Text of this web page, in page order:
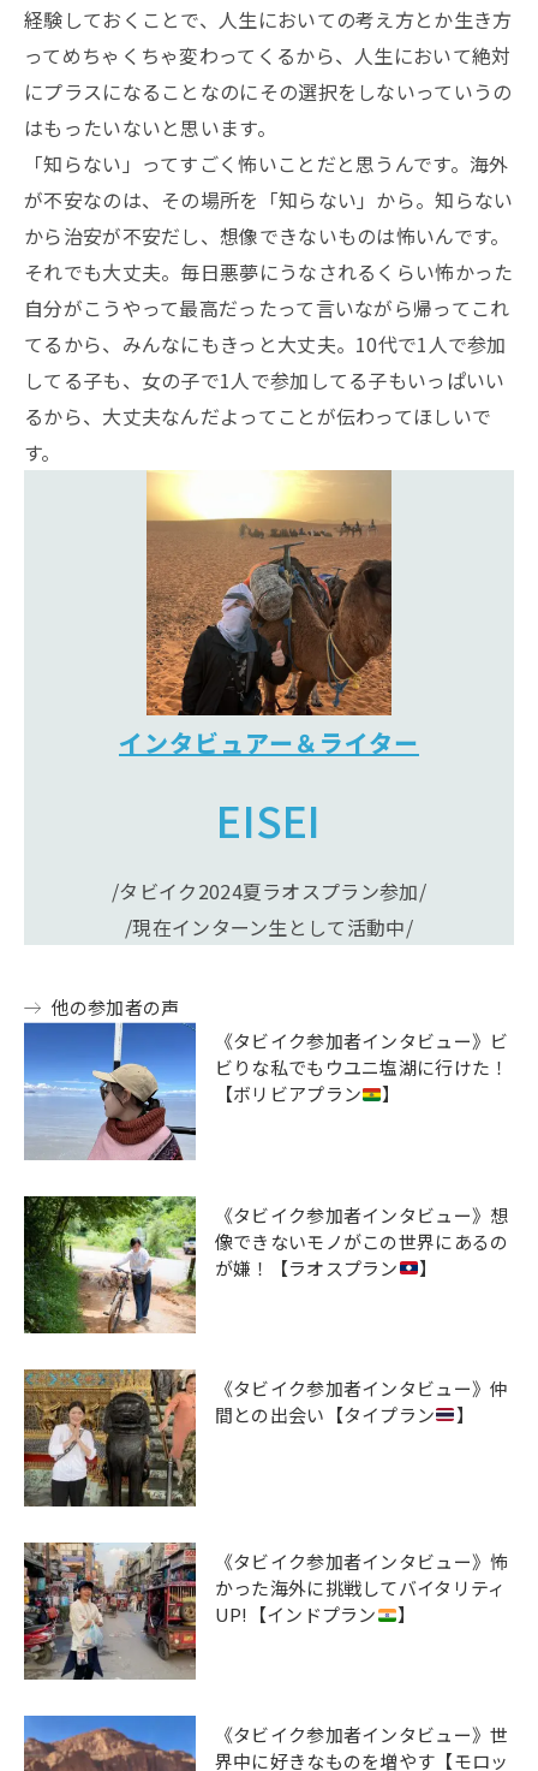
経験しておくことで、人生においての考え方とか生き方
ってめちゃくちゃ変わってくるから、人生において絶対
にプラスになることなのにその選択をしないっていうの
はもったいないと思います。
「知らない」ってすごく怖いことだと思うんです。海外
が不安なのは、その場所を「知らない」から。知らない
から治安が不安だし、想像できないものは怖いんです。
それでも大丈夫。毎日悪夢にうなされるくらい怖かった
自分がこうやって最高だったって言いながら帰ってこれ
てるから、みんなにもきっと大丈夫。10代で1人で参加
してる子も、女の子で1人で参加してる子もいっぱいい
るから、大丈夫なんだよってことが伝わってほしいで
す。
インタビュアー＆ライター
EISEI
/タビイク2024夏ラオスプラン参加/
/現在インターン生として活動中/
他の参加者の声
《タビイク参加者インタビュー》ビ
ビりな私でもウユニ塩湖に行けた！
【ボリビアプラン
】
《タビイク参加者インタビュー》想
像できないモノがこの世界にあるの
が嫌！【ラオスプラン
】
《タビイク参加者インタビュー》仲
間との出会い【タイプラン
】
《タビイク参加者インタビュー》怖
かった海外に挑戦してバイタリティ
UP!【インドプラン
】
《タビイク参加者インタビュー》世
界中に好きなものを増やす【モロッ